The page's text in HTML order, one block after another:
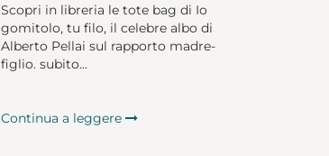
Scopri in libreria le tote bag di Io
gomitolo, tu filo, il celebre albo di
Alberto Pellai sul rapporto madre-
figlio. subito...
Continua a leggere